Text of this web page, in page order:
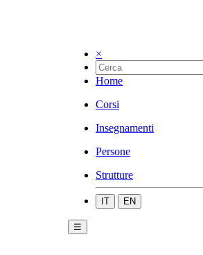
×
Home
Corsi
Insegnamenti
Persone
Strutture
IT EN
☰